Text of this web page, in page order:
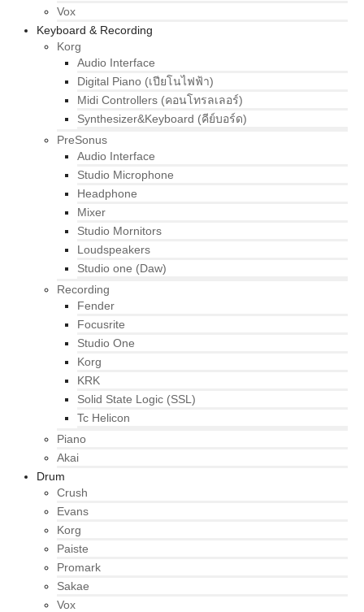
Vox
Keyboard & Recording
Korg
Audio Interface
Digital Piano (เปียโนไฟฟ้า)
Midi Controllers (คอนโทรลเลอร์)
Synthesizer&Keyboard (คีย์บอร์ด)
PreSonus
Audio Interface
Studio Microphone
Headphone
Mixer
Studio Mornitors
Loudspeakers
Studio one (Daw)
Recording
Fender
Focusrite
Studio One
Korg
KRK
Solid State Logic (SSL)
Tc Helicon
Piano
Akai
Drum
Crush
Evans
Korg
Paiste
Promark
Sakae
Vox